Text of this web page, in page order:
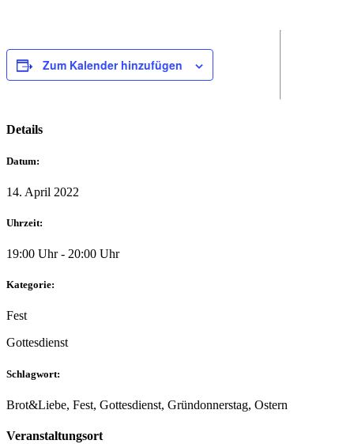
Zum Kalender hinzufügen
Details
Datum:
14. April 2022
Uhrzeit:
19:00 Uhr - 20:00 Uhr
Kategorie:
Fest
Gottesdienst
Schlagwort:
Brot&Liebe, Fest, Gottesdienst, Gründonnerstag, Ostern
Veranstaltungsort